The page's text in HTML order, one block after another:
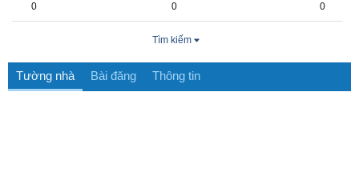
0 0 0
Tìm kiếm
Tường nhà Bài đăng Thông tin